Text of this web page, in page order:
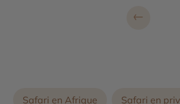
←
Safari en Afrique Safari en